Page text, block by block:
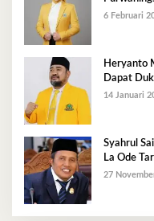
Golkar
6 Februari
Heryanto
Dapat
14 Januari
Syahrul
La Ode
27